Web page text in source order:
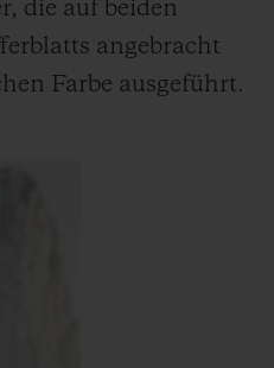
die auf beiden
angebracht
Farbe ausgeführt.